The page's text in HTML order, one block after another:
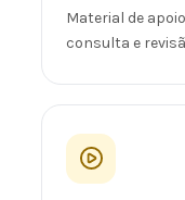
Material de
consulta e